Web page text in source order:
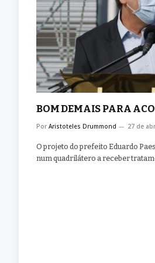
BOM DEMAIS PARA
Por Aristoteles Drummond 27 de
O projeto do prefeito Eduardo
num quadrilátero a receber